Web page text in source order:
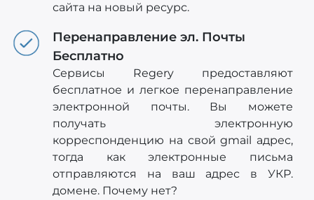
сайта на новый ресурс.
Перенаправление эл. Почты
Бесплатно
Сервисы Regery предоставляют
бесплатное и легкое перенаправление
электронной почты. Вы можете
получать электронную
корреспонденцию на свой gmail адрес,
тогда как электронные письма
отправляются на ваш адрес в УКР.
домене. Почему нет?